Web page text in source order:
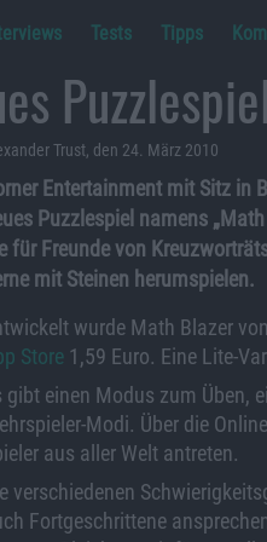
Tests Tipps
Trust, den 24. März 2010
Entertainment mit Sitz in
Puzzlespiel namens
für Freunde von
mit Steinen herumspielen.
wurde Math Blazer
Store1,59 Euro. Eine Lite-
gibt einen Modus zum Üben,
Modi. Über die
aus aller Welt antreten.
verschiedenen
Fortgeschrittene